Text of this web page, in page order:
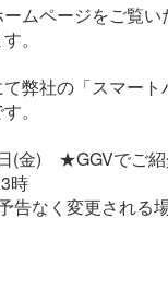
ムページをご覧い
。
弊社の「スマート
。
日(金) ★GGVでご
時
告なく変更される